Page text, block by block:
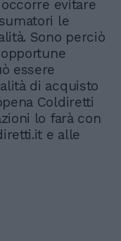
evitare
le
Sono perciò
essere
di acquisto
Coldiretti
lo farà con
e alle